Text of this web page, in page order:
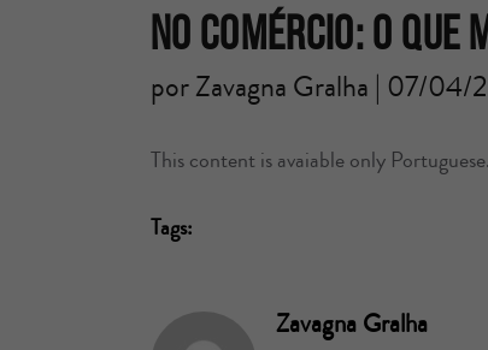
NO COMÉRCIO: O
por Zavagna Gralha | 07/04/
This content is avaiable only Portuguese.
Tags:
Zavagna Gralha